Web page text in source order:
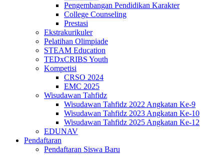
Pengembangan Pendidikan Karakter
College Counseling
Prestasi
Ekstrakurikuler
Pelatihan Olimpiade
STEAM Education
TEDxCRIBS Youth
Kompetisi
CRSO 2024
EMC 2025
Wisudawan Tahfidz
Wisudawan Tahfidz 2022 Angkatan Ke-9
Wisudawan Tahfidz 2023 Angkatan Ke-10
Wisudawan Tahfidz 2025 Angkatan Ke-12
EDUNAV
Pendaftaran
Pendaftaran Siswa Baru